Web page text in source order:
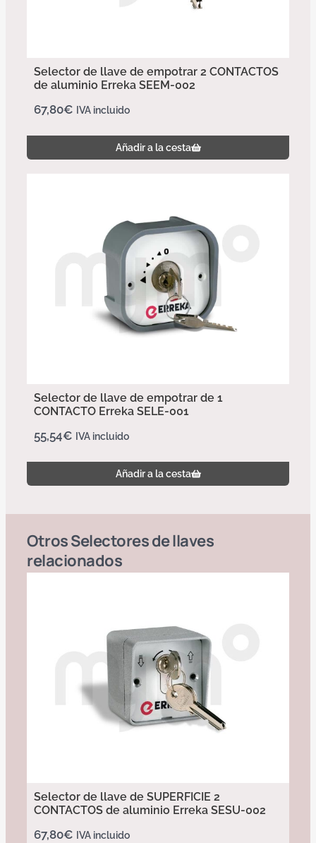
Selector de llave de empotrar 2 CONTACTOS
de aluminio Erreka SEEM-002
67,80€ IVA incluido
Añadir a la cesta
Selector de llave de empotrar de 1
CONTACTO Erreka SELE-001
55,54€ IVA incluido
Añadir a la cesta
OtrosSelectores de llaves
relacionados
Selector de llave de SUPERFICIE 2
CONTACTOS de aluminio Erreka SESU-002
67,80€ IVA incluido